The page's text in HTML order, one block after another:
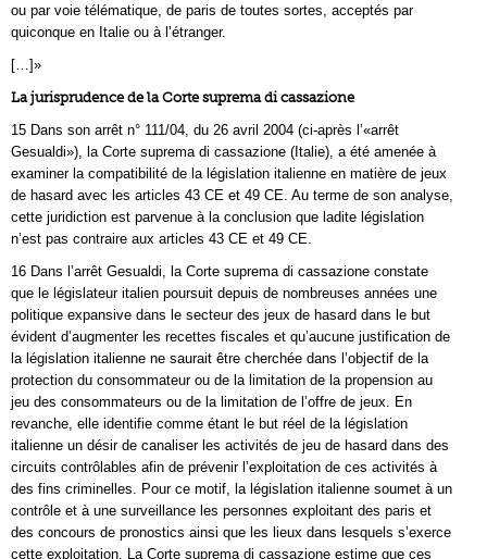
ou par voie télématique, de paris de toutes sortes, acceptés par
quiconque en Italie ou à l’étranger.
[…]»
La jurisprudence de la Corte suprema di cassazione
15 Dans son arrêt n° 111/04, du 26 avril 2004 (ci‑après l’«arrêt
Gesualdi»), la Corte suprema di cassazione (Italie), a été amenée à
examiner la compatibilité de la législation italienne en matière de jeux
de hasard avec les articles 43 CE et 49 CE. Au terme de son analyse,
cette juridiction est parvenue à la conclusion que ladite législation
n’est pas contraire aux articles 43 CE et 49 CE.
16 Dans l’arrêt Gesualdi, la Corte suprema di cassazione constate
que le législateur italien poursuit depuis de nombreuses années une
politique expansive dans le secteur des jeux de hasard dans le but
évident d’augmenter les recettes fiscales et qu’aucune justification de
la législation italienne ne saurait être cherchée dans l’objectif de la
protection du consommateur ou de la limitation de la propension au
jeu des consommateurs ou de la limitation de l’offre de jeux. En
revanche, elle identifie comme étant le but réel de la législation
italienne un désir de canaliser les activités de jeu de hasard dans des
circuits contrôlables afin de prévenir l’exploitation de ces activités à
des fins criminelles. Pour ce motif, la législation italienne soumet à un
contrôle et à une surveillance les personnes exploitant des paris et
des concours de pronostics ainsi que les lieux dans lesquels s’exerce
cette exploitation. La Corte suprema di cassazione estime que ces